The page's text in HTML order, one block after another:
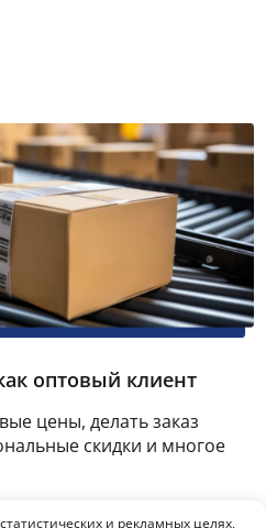
оптовый клиент
цены, делать заказ
скидки и многое
и рекламных целях,